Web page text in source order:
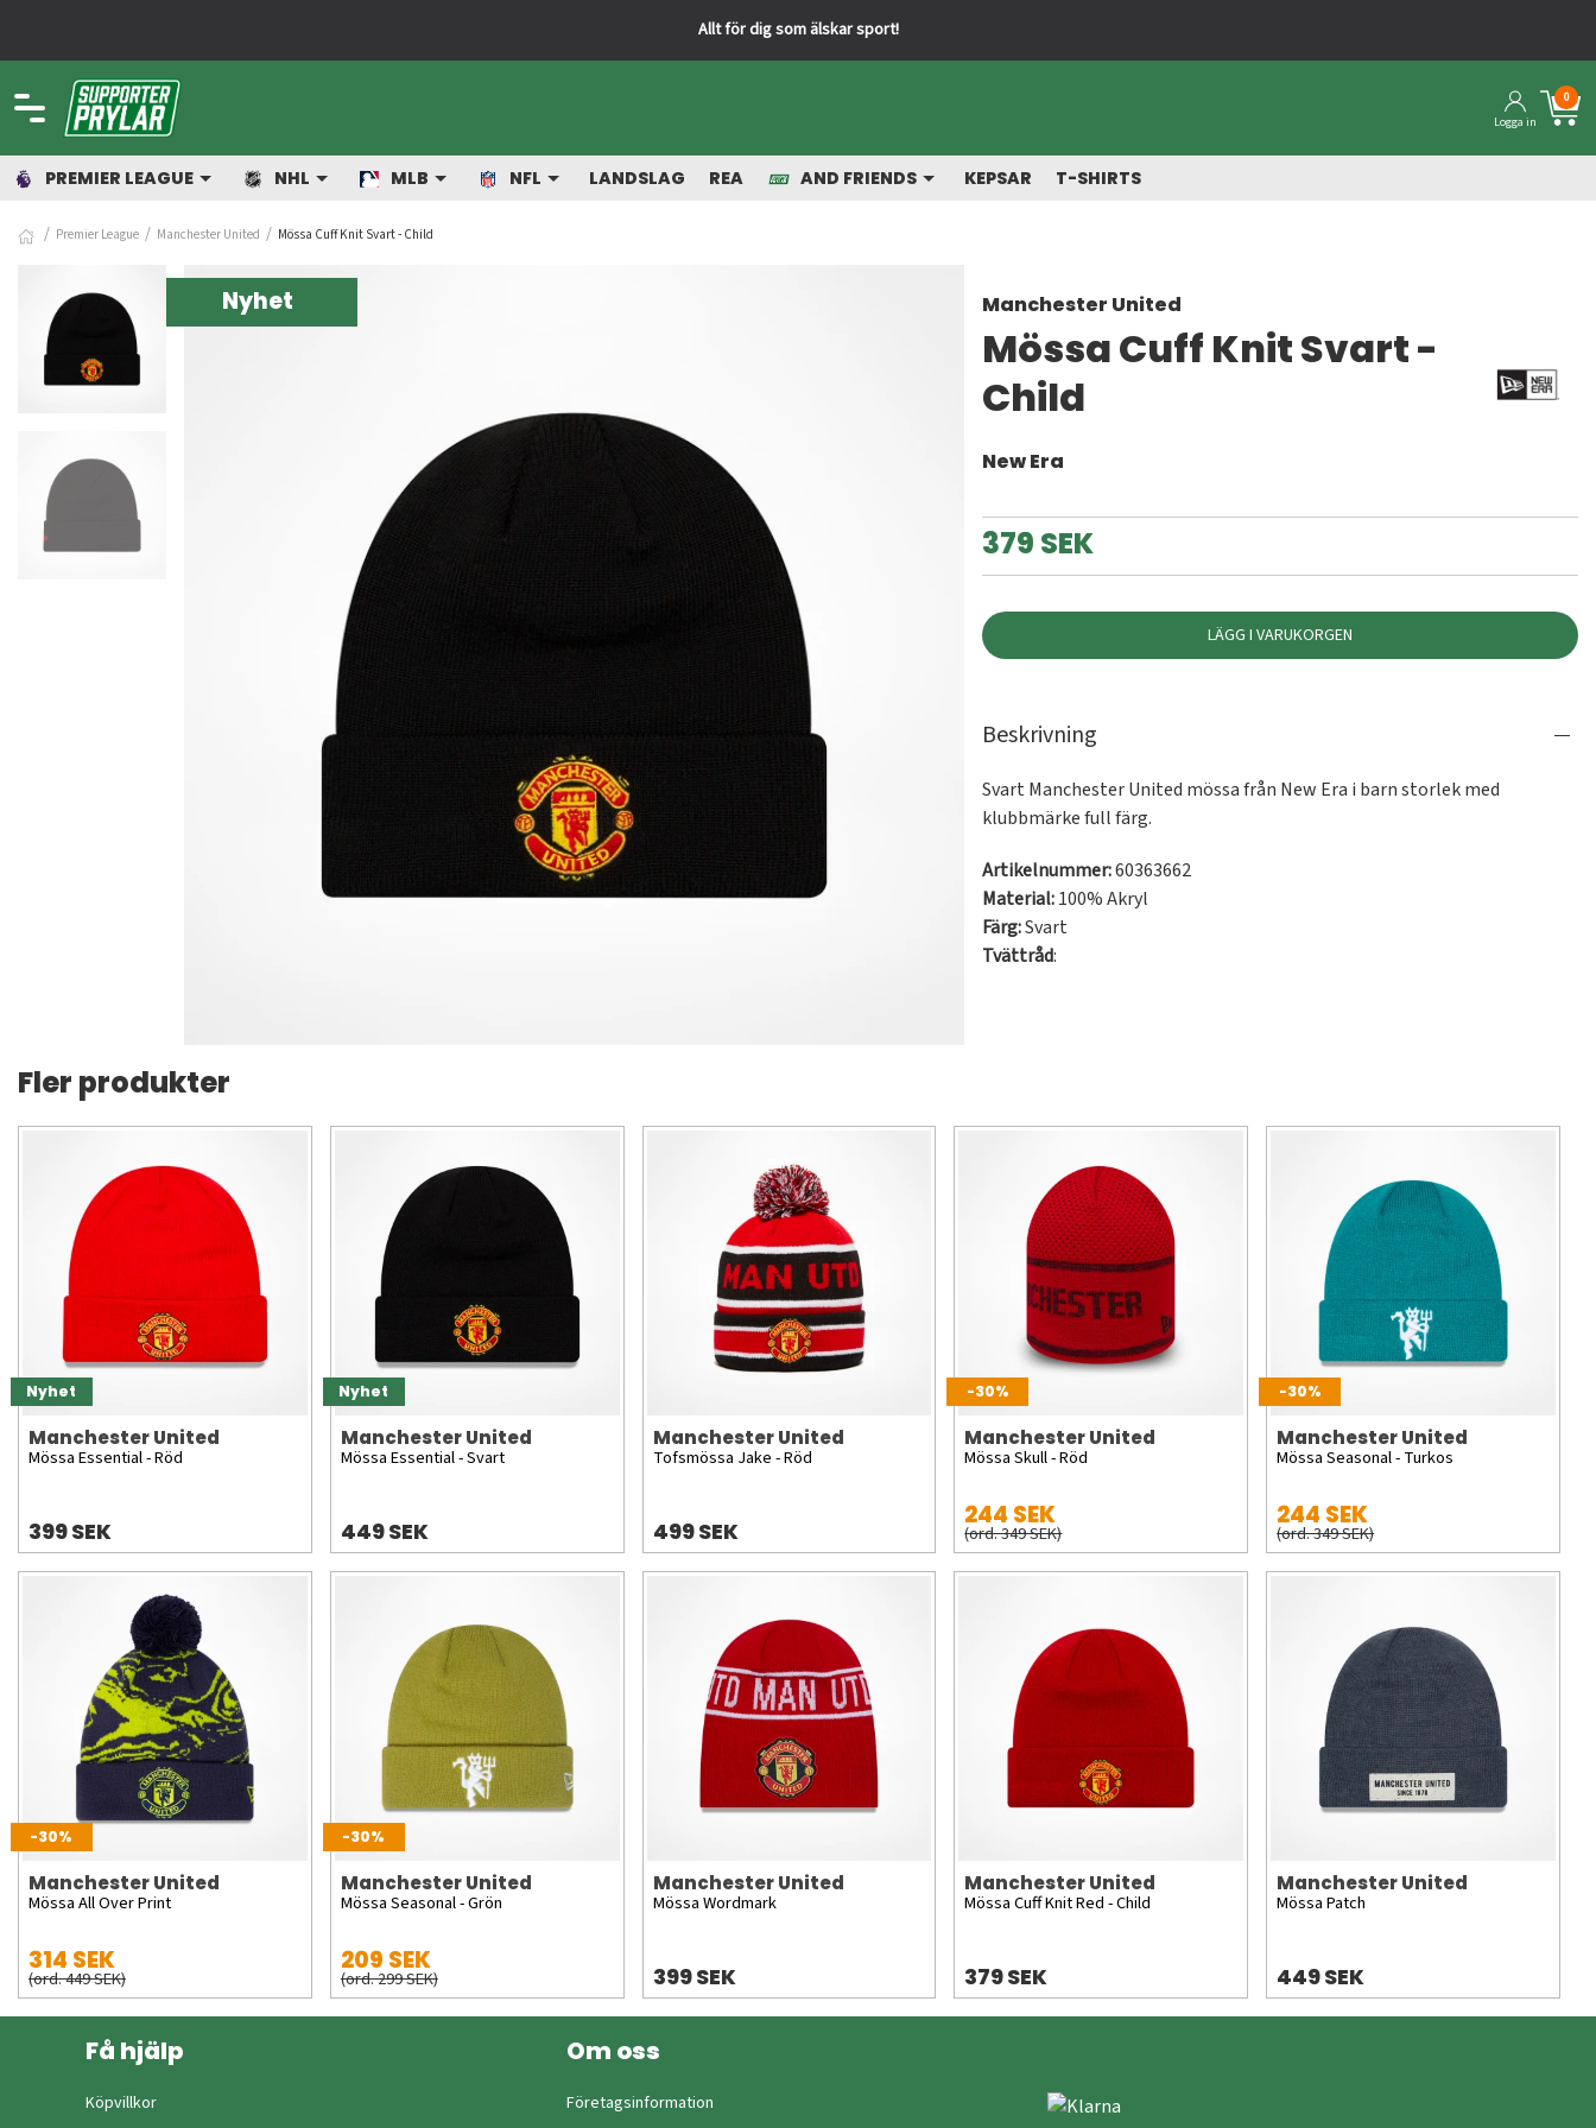
Logga in
0
PREMIER LEAGUE NHL MLB NFL LANDSLAG REA AND FRIENDS KEPSAR T-SHIRTS
Premier League Manchester United Mössa Cuff Knit Svart - Child
Nyhet Manchester United
Mössa Cuff Knit Svart -
Child
New Era
379 SEK
LÄGG I VARUKORGEN
Beskrivning
Svart Manchester United mössa från New Era i barn storlek med
klubbmärke full färg.
Artikelnummer:60363662
Material:100% Akryl
Färg:Svart
Tvättråd:
Fler produkter
Nyhet
Manchester United
Mössa Essential - Röd
399 SEK
Nyhet
Manchester United
Mössa Essential - Svart
449 SEK
Manchester United
Tofsmössa Jake - Röd
499 SEK
-30%
Manchester United
Mössa Skull - Röd
244 SEK
(ord. 349 SEK)
-30%
Manchester United
Mössa Seasonal - Turkos
244 SEK
(ord. 349 SEK)
-30%
Manchester United
Mössa All Over Print
314 SEK
(ord. 449 SEK)
-30%
Manchester United
Mössa Seasonal - Grön
209 SEK
(ord. 299 SEK)
Manchester United
Mössa Wordmark
399 SEK
Manchester United
Mössa Cuff Knit Red - Child
379 SEK
Manchester United
Mössa Patch
449 SEK
Få hjälp
Köpvillkor
Om oss
Företagsinformation